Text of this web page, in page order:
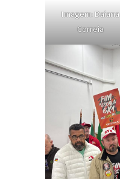
Imagem: Daiana
Correia